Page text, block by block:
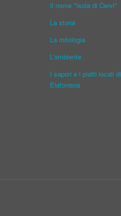
Il nome "Isola di Cervi"
La storia
La mitologia
L'ambiente
I sapori e i piatti locali di
Elafonisos